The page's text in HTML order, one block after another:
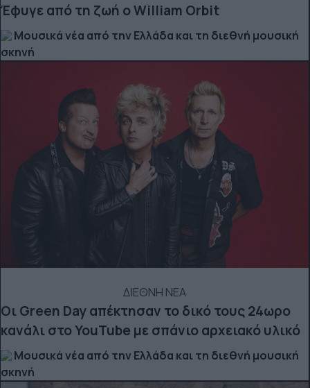
Έφυγε από τη ζωή ο William Orbit
Μουσικά νέα από την Ελλάδα και τη διεθνή μουσική
σκηνή
ΔΙΕΘΝΗ ΝΕΑ
Οι Green Day απέκτησαν το δικό τους 24ωρο
κανάλι στο YouTube με σπάνιο αρχειακό υλικό
Μουσικά νέα από την Ελλάδα και τη διεθνή μουσική
σκηνή